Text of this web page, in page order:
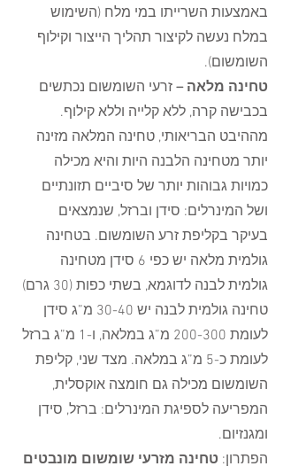
באמצעות השרייתו במי מלח (השימוש
במלח נעשה לקיצור תהליך הייצור וקילוף
השומשום).
טחינה מלאה – זרעי השומשום נכתשים
בכבישה קרה, ללא קלייה וללא קילוף.
מההיבט הבריאותי, טחינה המלאה מזינה
יותר מטחינה הלבנה היות והיא מכילה
כמויות גבוהות יותר של סיביים תזונתיים
ושל המינרלים: סידן וברזל, שנמצאים
בעיקר בקליפת זרע השומשום. בטחינה
גולמית מלאה יש כפי 6 סידן מטחינה
גולמית לבנה לדוגמא, בשתי כפות (30 גרם)
טחינה גולמית לבנה יש 30-40 מ”ג סידן
לעומת 200-300 מ”ג במלאה, ו-1 מ”ג ברזל
לעומת כ-5 מ”ג במלאה. מצד שני, קליפת
השומשום מכילה גם חומצה אוקסלית,
המפריעה לספיגת המינרלים: ברזל, סידן
ומגנזיום.
הפתרון: טחינה מזרעי שומשום מונבטים